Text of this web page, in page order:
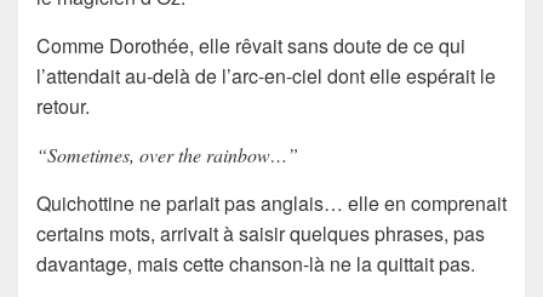
Comme Dorothée, elle rêvait sans doute de ce qui
l’attendait au-delà de l’arc-en-ciel dont elle espérait le
retour.
“Sometimes, over the rainbow…”
Quichottine ne parlait pas anglais… elle en comprenait
certains mots, arrivait à saisir quelques phrases, pas
davantage, mais cette chanson-là ne la quittait pas.